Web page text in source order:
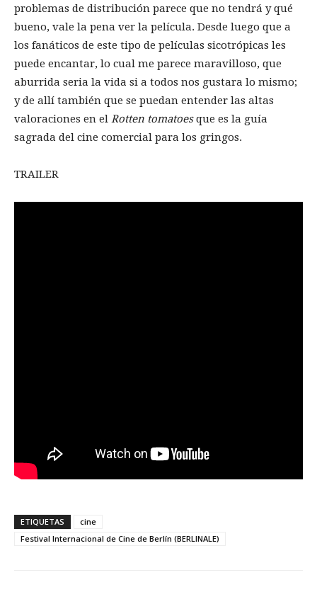
problemas de distribución parece que no tendrá y qué
bueno, vale la pena ver la película. Desde luego que a
los fanáticos de este tipo de películas sicotrópicas les
puede encantar, lo cual me parece maravilloso, que
aburrida seria la vida si a todos nos gustara lo mismo;
y de allí también que se puedan entender las altas
valoraciones en el Rotten tomatoesque es la guía
sagrada del cine comercial para los gringos.
TRAILER
ETIQUETAS
cine
Festival Internacional de Cine de Berlín (BERLINALE)